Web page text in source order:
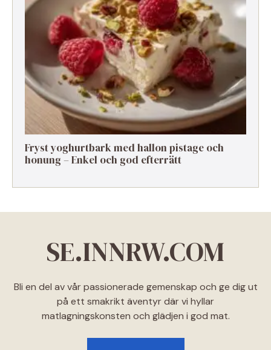
Fryst yoghurtbark med hallon pistage och
honung – Enkel och god efterrätt
SE.INNRW.COM
Bli en del av vår passionerade gemenskap och ge dig ut
på ett smakrikt äventyr där vi hyllar
matlagningskonsten och glädjen i god mat.